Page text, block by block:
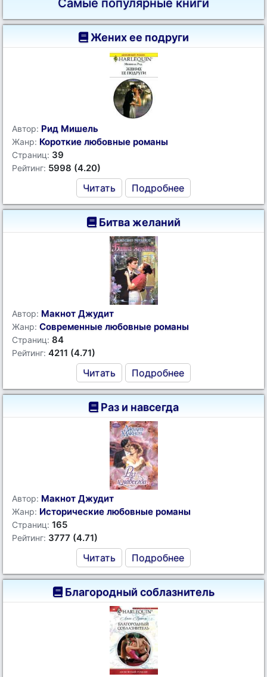
Самые популярные книги
Жених ее подруги
Автор: Рид Мишель
Жанр: Короткие любовные романы
Страниц: 39
Рейтинг: 5998 (4.20)
Читать Подробнее
Битва желаний
Автор: Макнот Джудит
Жанр: Современные любовные романы
Страниц: 84
Рейтинг: 4211 (4.71)
Читать Подробнее
Раз и навсегда
Автор: Макнот Джудит
Жанр: Исторические любовные романы
Страниц: 165
Рейтинг: 3777 (4.71)
Читать Подробнее
Благородный соблазнитель